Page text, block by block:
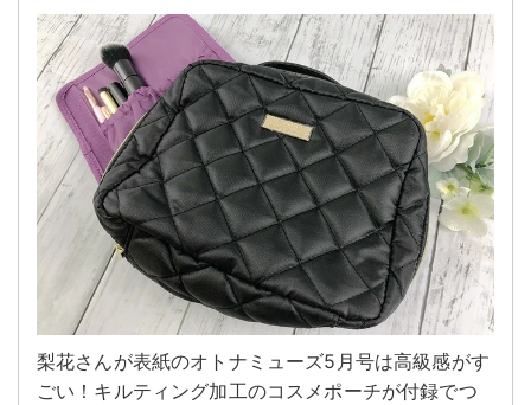
梨花さんが表紙のオトナミューズ5月号は高級感がす
ごい！キルティング加工のコスメポーチが付録でつ